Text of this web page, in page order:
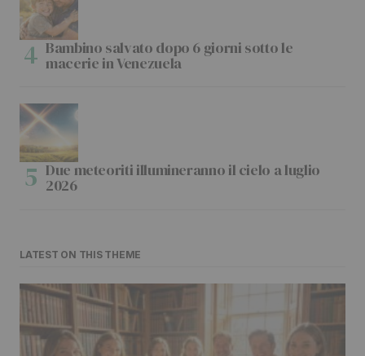
Bambino salvato dopo 6 giorni sotto le
macerie in Venezuela
Due meteoriti illumineranno il cielo a luglio
2026
LATEST ON THIS THEME